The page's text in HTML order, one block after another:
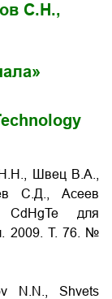
С.Н.,
Швец В.А.,
С.Д., Асеев
для
2009. Т. 76. №
N.N., Shvets